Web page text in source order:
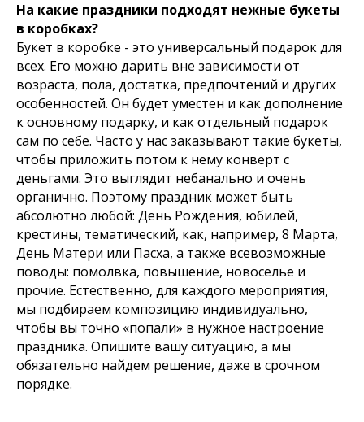
На какие праздники подходят нежные букеты
в коробках?
Букет в коробке - это универсальный подарок для
всех. Его можно дарить вне зависимости от
возраста, пола, достатка, предпочтений и других
особенностей. Он будет уместен и как дополнение
к основному подарку, и как отдельный подарок
сам по себе. Часто у нас заказывают такие букеты,
чтобы приложить потом к нему конверт с
деньгами. Это выглядит небанально и очень
органично. Поэтому праздник может быть
абсолютно любой: День Рождения, юбилей,
крестины, тематический, как, например, 8 Марта,
День Матери или Пасха, а также всевозможные
поводы: помолвка, повышение, новоселье и
прочие. Естественно, для каждого мероприятия,
мы подбираем композицию индивидуально,
чтобы вы точно «попали» в нужное настроение
праздника. Опишите вашу ситуацию, а мы
обязательно найдем решение, даже в срочном
порядке.